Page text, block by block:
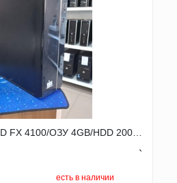
4100/ОЗУ 4GB/HDD 200…
`
есть в наличии